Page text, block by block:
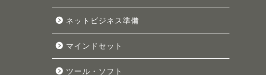
ネットビジネス準備
マインドセット
ツール・ソフト